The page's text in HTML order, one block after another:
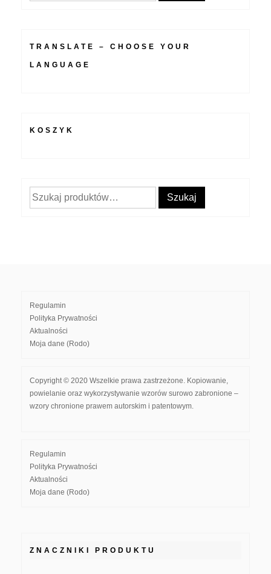
TRANSLATE – CHOOSE YOUR
LANGUAGE
KOSZYK
Szukaj: Szukaj
Regulamin
Polityka Prywatności
Aktualności
Moja dane (Rodo)
Copyright © 2020 Wszelkie prawa zastrzeżone. Kopiowanie,
powielanie oraz wykorzystywanie wzorów surowo zabronione –
wzory chronione prawem autorskim i patentowym.
Regulamin
Polityka Prywatności
Aktualności
Moja dane (Rodo)
ZNACZNIKI PRODUKTU